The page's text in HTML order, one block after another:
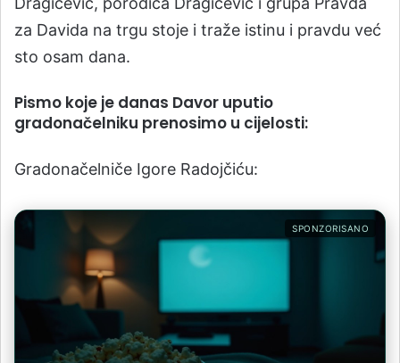
za Davida na trgu stoje i traže istinu i pravdu već
sto osam dana.
Pismo koje je danas Davor uputio
gradonačelniku prenosimo u cijelosti:
Gradonačelniče Igore Radojčiću:
SPONZORISANO